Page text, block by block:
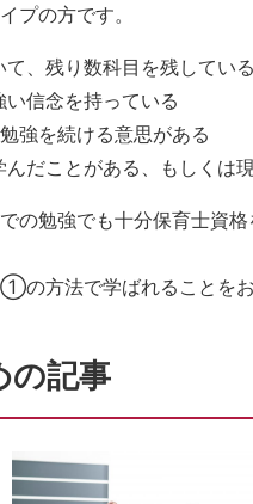
プの方です。
、残り数科目を残してい
信念を持っている
強を続ける意思がある
だことがある、もしくは
の勉強でも十分保育士資
の方法で学ばれることをお
の記事